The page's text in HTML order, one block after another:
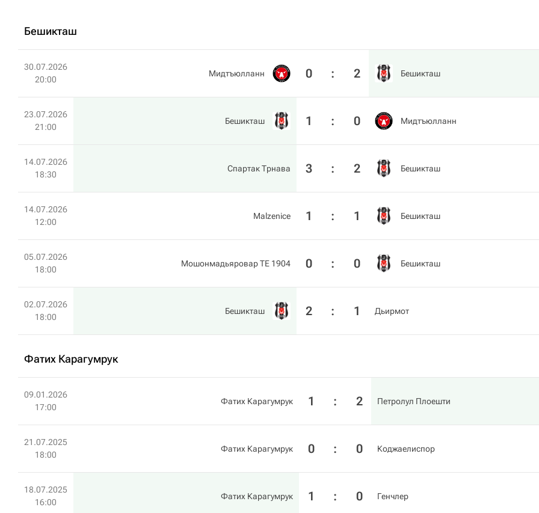
Бешикташ
30.07.2026
20:00
Мидтъюлланн 0 : 2 Бешикташ
23.07.2026
21:00
Бешикташ 1 : 0 Мидтъюлланн
14.07.2026
18:30
Спартак Трнава 3 : 2 Бешикташ
14.07.2026
12:00
Malzenice 1 : 1 Бешикташ
05.07.2026
18:00
Мошонмадьяровар ТЕ 1904 0 : 0 Бешикташ
02.07.2026
18:00
Бешикташ 2 : 1 Дьирмот
Фатих Карагумрук
09.01.2026
17:00
Фатих Карагумрук 1 : 2 Петролул Плоешти
21.07.2025
18:00
Фатих Карагумрук 0 : 0 Коджаелиспор
18.07.2025
16:00
Фатих Карагумрук 1 : 0 Генчлер